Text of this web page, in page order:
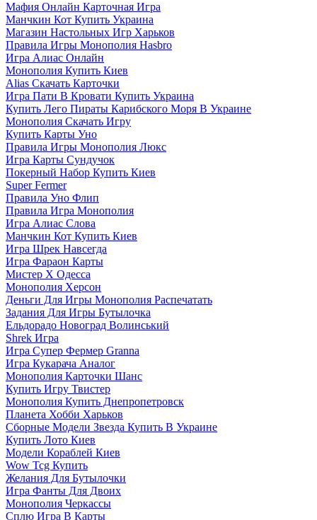
Мафия Онлайн Карточная Игра
Манчкин Кот Купить Украина
Магазин Настольных Игр Харьков
Правила Игры Монополия Hasbro
Игра Алиас Онлайн
Монополия Купить Киев
Alias Скачать Карточки
Игра Пати В Кровати Купить Украина
Купить Лего Пираты Карибского Моря В Украине
Монополия Скачать Игру
Купить Карты Уно
Правила Игры Монополия Люкс
Игра Карты Сундучок
Покерный Набор Купить Киев
Super Fermer
Правила Уно Флип
Правила Игра Монополия
Игра Алиас Слова
Манчкин Кот Купить Киев
Игра Шрек Навсегда
Игра Фараон Карты
Мистер Х Одесса
Монополия Херсон
Деньги Для Игры Монополия Распечатать
Задания Для Игры Бутылочка
Ельдорадо Новоград Волинський
Shrek Игра
Игра Супер Фермер Granna
Игра Кукарача Аналог
Монополия Карточки Шанс
Купить Игру Твистер
Монополия Купить Днепропетровск
Планета Хобби Харьков
Сборные Модели Звезда Купить В Украине
Купить Лото Киев
Модели Кораблей Киев
Wow Tcg Купить
Желания Для Бутылочки
Игра Фанты Для Двоих
Монополия Черкассы
Сплю Игра В Карты